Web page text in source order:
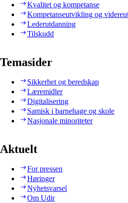
Kvalitet og kompetanse
Kompetanseutvikling og
Lederutdanning
Tilskudd
Temasider
Sikkerhet og beredskap
Læremidler
Digitalisering
Samisk i barnehage og skole
Nasjonale minoriteter
Aktuelt
For pressen
Høringer
Nyhetsvarsel
Om Udir